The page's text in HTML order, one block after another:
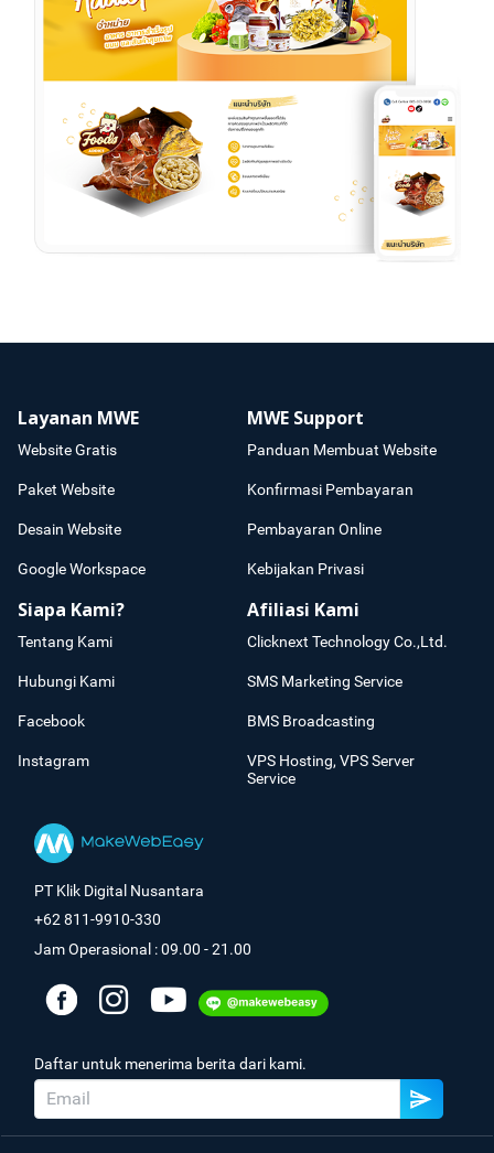
Layanan MWE
Website Gratis
Paket Website
Desain Website
Google Workspace
MWE Support
Panduan Membuat Website
Konfirmasi Pembayaran
Pembayaran Online
Kebijakan Privasi
Siapa Kami?
Tentang Kami
Hubungi Kami
Facebook
Instagram
Afiliasi Kami
Clicknext Technology Co.,Ltd.
SMS Marketing Service
BMS Broadcasting
VPS Hosting, VPS Server
Service
PT Klik Digital Nusantara
+62 811-9910-330
Jam Operasional : 09.00 - 21.00
Daftar untuk menerima berita dari kami.